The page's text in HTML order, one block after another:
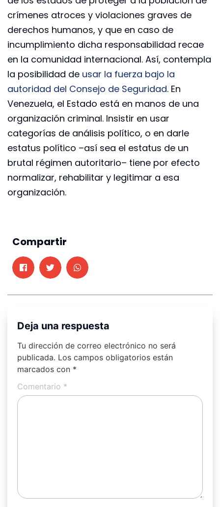
crímenes atroces y violaciones graves de
derechos humanos, y que en caso de
incumplimiento dicha responsabilidad recae
en la comunidad internacional. Así, contempla
la posibilidad de usar la fuerza bajo la
autoridad del Consejo de Seguridad. En
Venezuela, el Estado está en manos de una
organización criminal. Insistir en usar
categorías de análisis político, o en darle
estatus político –así sea el estatus de un
brutal régimen autoritario– tiene por efecto
normalizar, rehabilitar y legitimar a esa
organización.
Compartir
Deja una respuesta
Tu dirección de correo electrónico no será
publicada. Los campos obligatorios están
marcados con *
Comentario *